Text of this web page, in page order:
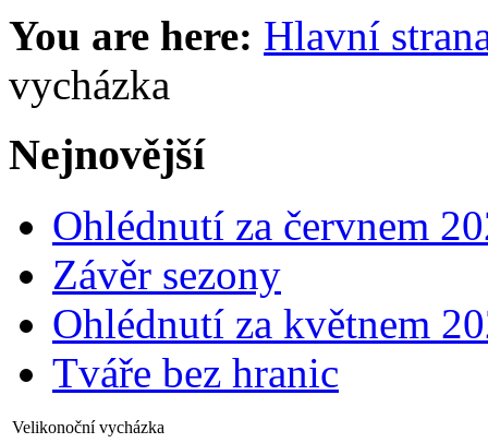
You are here: Hlavní
vycházka
Nejnovější
Ohlédnutí za červnem
Závěr sezony
Ohlédnutí za květnem
Tváře bez hranic
Velikonoční vycházka